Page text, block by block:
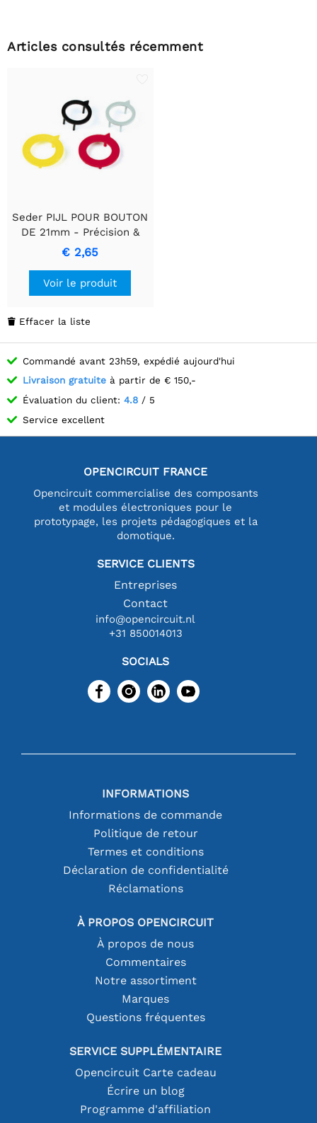
Articles consultés récemment
Seder PIJL POUR BOUTON
DE 21mm - Précision &
Esthétique Noire
€ 2,65
Voir le produit
 Effacer la liste
Commandé avant 23h59, expédié aujourd'hui
Livraison gratuite à partir de € 150,-
Évaluation du client: 4.8 / 5
Service excellent
OPENCIRCUIT FRANCE
Opencircuit commercialise des composants
et modules électroniques pour le
prototypage, les projets pédagogiques et la
domotique.
SERVICE CLIENTS
Entreprises
Contact
info@opencircuit.nl
+31 850014013
SOCIALS
INFORMATIONS
Informations de commande
Politique de retour
Termes et conditions
Déclaration de confidentialité
Réclamations
À PROPOS OPENCIRCUIT
À propos de nous
Commentaires
Notre assortiment
Marques
Questions fréquentes
SERVICE SUPPLÉMENTAIRE
Opencircuit Carte cadeau
Écrire un blog
Programme d'affiliation